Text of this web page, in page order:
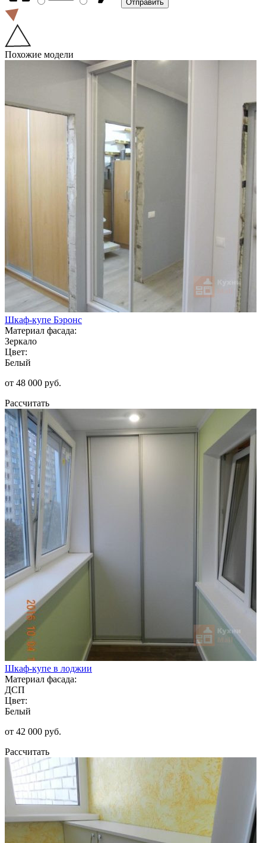
Похожие модели
Шкаф-купе Бэронс
Материал фасада:
Зеркало
Цвет:
Белый
от 48 000 руб.
Рассчитать
Шкаф-купе в лоджии
Материал фасада:
ДСП
Цвет:
Белый
от 42 000 руб.
Рассчитать